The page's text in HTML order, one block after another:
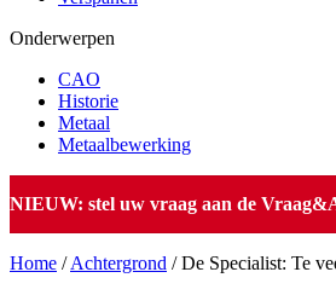
Onderwerpen
CAO
Historie
Metaal
Metaalbewerking
NIEUW: stel uw vraag aan de
Home /Achtergrond /De Specialist: Te